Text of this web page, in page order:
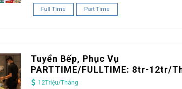
Full Time Part Time
Tuyển Bếp, Phục Vụ
PARTTIME/FULLTIME: 8tr-12tr/
12Triệu/Tháng